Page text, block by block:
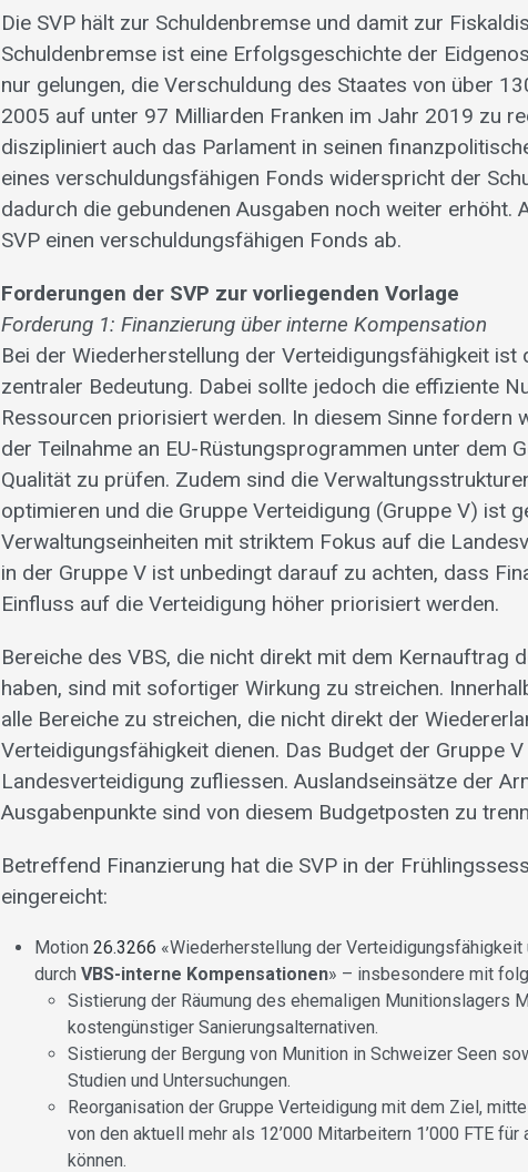
Die SVP hält zur Schuldenbremse und damit zur
Schuldenbremse ist eine Erfolgsgeschichte der
nur gelungen, die Verschuldung des Staates von über
2005 auf unter 97 Milliarden Franken im Jahr 2019 zu
diszipliniert auch das Parlament in seinen
eines verschuldungsfähigen Fonds widerspricht der
dadurch die gebundenen Ausgaben noch weiter erhöht.
SVP einen verschuldungsfähigen Fonds ab.
Forderungen der SVP zur vorliegenden Vorlage
Forderung 1: Finanzierung über interne Kompensation
Bei der Wiederherstellung der Verteidigungsfähigkeit ist
zentraler Bedeutung. Dabei sollte jedoch die effiziente
Ressourcen priorisiert werden. In diesem Sinne fordern
der Teilnahme an EU-Rüstungsprogrammen unter dem
Qualität zu prüfen. Zudem sind die
optimieren und die Gruppe Verteidigung (Gruppe V) ist
Verwaltungseinheiten mit striktem Fokus auf die
in der Gruppe V ist unbedingt darauf zu achten, dass
Einfluss auf die Verteidigung höher priorisiert werden.
Bereiche des VBS, die nicht direkt mit dem Kernauftrag
haben, sind mit sofortiger Wirkung zu streichen.
alle Bereiche zu streichen, die nicht direkt der
Verteidigungsfähigkeit dienen. Das Budget der Gruppe
Landesverteidigung zufliessen. Auslandseinsätze der
Ausgabenpunkte sind von diesem Budgetposten zu
Betreffend Finanzierung hat die SVP in der
eingereicht:
Motion26.3266 «Wiederherstellung der
durchVBS-interne Kompensationen» – insbesondere mit
Sistierung der Räumung des ehemaligen Munitionslagers
kostengünstiger Sanierungsalternativen.
Sistierung der Bergung von Munition in Schweizer Seen
Studien und Untersuchungen.
Reorganisation der Gruppe Verteidigung mit dem Ziel,
von den aktuell mehr als 12’000 Mitarbeitern 1’000 FTE
können.